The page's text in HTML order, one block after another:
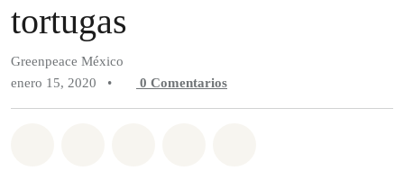
tortugas
Greenpeace México
enero 15, 2020
• 0 Comentarios